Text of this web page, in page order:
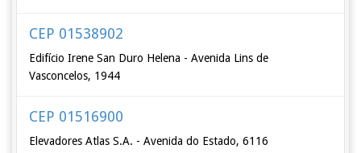
CEP 01538902
Edifício Irene San Duro Helena - Avenida Lins de
Vasconcelos, 1944
CEP 01516900
Elevadores Atlas S.A. - Avenida do Estado, 6116